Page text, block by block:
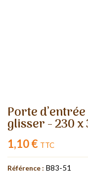
Porte
glisser - 230 x
1,10 € TTC
Référence : B83-51